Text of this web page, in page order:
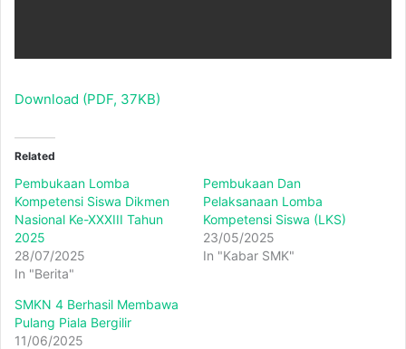
Download (PDF, 37KB)
Related
Pembukaan Lomba
Kompetensi Siswa Dikmen
Nasional Ke-XXXIII Tahun
2025
28/07/2025
In "Berita"
Pembukaan Dan
Pelaksanaan Lomba
Kompetensi Siswa (LKS)
23/05/2025
In "Kabar SMK"
SMKN 4 Berhasil Membawa
Pulang Piala Bergilir
11/06/2025